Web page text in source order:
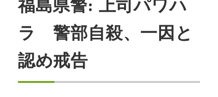
福島県警: 上司パワハ
ラ 警部自殺、一因と
認め戒告